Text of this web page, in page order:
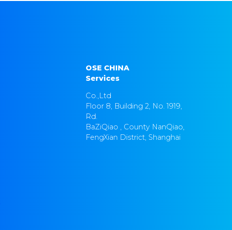
OSE CHINA
Services
Co.,Ltd
Floor 8, Building 2, No. 1919,
Rd.
BaZiQiao , County NanQiao,
FengXian District, Shanghai